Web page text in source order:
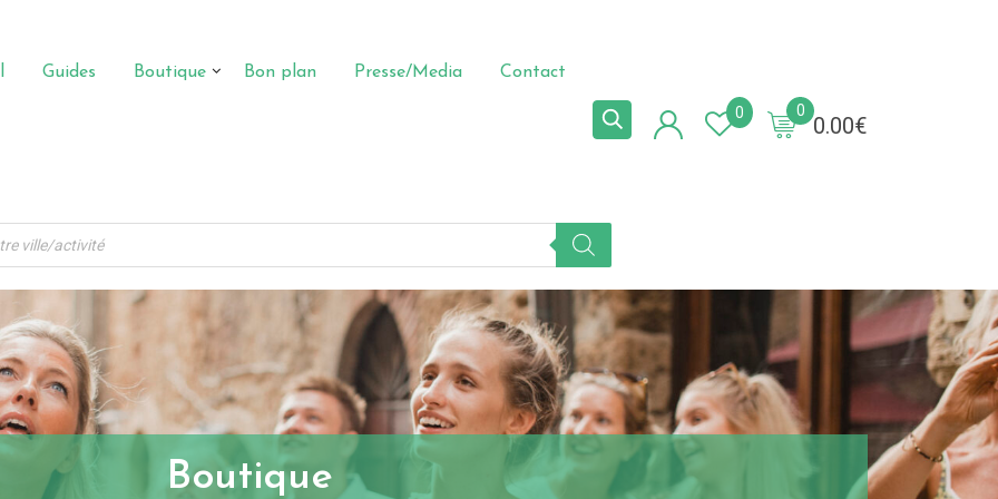
Guides Boutique Bon plan Presse/Media Contact
0.00€
0
0
Boutique